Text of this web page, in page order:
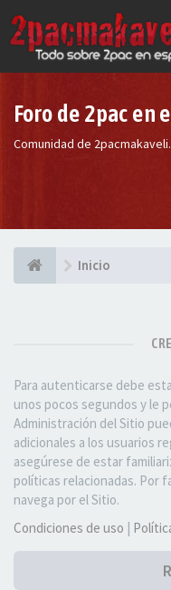
Foro de 2pac en
Comunidad de
Inicio
Para autenticarse debe
unos pocos segundos y le
Administración del Sitio
adicionales a los usuarios
asegúrese de estar
políticas relacionadas. Por
navega por el Sitio.
Condiciones de uso |